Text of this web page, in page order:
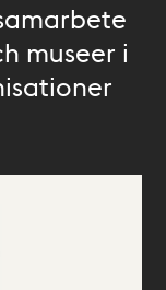
museer i